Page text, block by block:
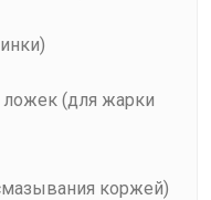
ложек (для жарки
коржей)